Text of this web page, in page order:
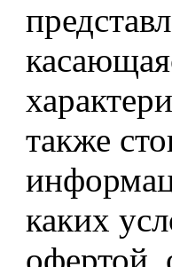
также
каких